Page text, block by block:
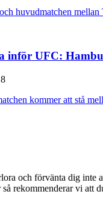
huvudmatchen mellan
inför UFC:
kommer att stå
och förvänta dig
rekommenderar vi att